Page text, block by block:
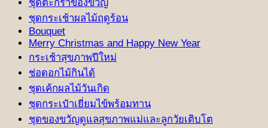
ชุดตะกร้าของขวัญ
ชุดกระเช้าผลไม้ฤดูร้อน
Bouquet
Merry Christmas and Happy New Year
กระเช้าสุขภาพปีใหม่
ช่อดอกไม้กินได้
ชุดเค้กผลไม้วันเกิด
ชุดกระเป๋าเยี่ยมไข้พร้อมทาน
ชุดของขวัญดูแลสุขภาพแม่และลูกวัยเติบโต